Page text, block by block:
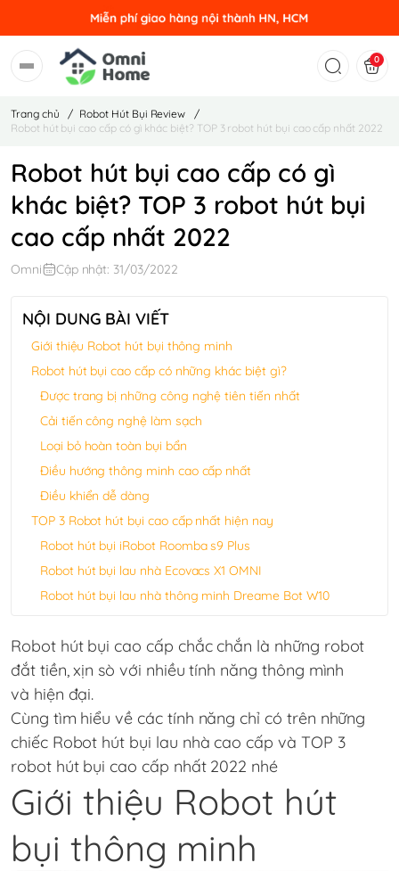
0
Trang chủ / Robot Hút Bụi Review
/
Robot hút bụi cao cấp có gì khác biệt? TOP 3 robot hút bụi cao cấp nhất 2022
Robot hút bụi cao cấp có gì
khác biệt? TOP 3 robot hút bụi
cao cấp nhất 2022
Omni Cập nhật: 31/03/2022
NỘI DUNG BÀI VIẾT
Giới thiệu Robot hút bụi thông minh
Robot hút bụi cao cấp có những khác biệt gì?
Được trang bị những công nghệ tiên tiến nhất
Cải tiến công nghệ làm sạch
Loại bỏ hoàn toàn bụi bẩn
Điều hướng thông minh cao cấp nhất
Điều khiển dễ dàng
TOP 3 Robot hút bụi cao cấp nhất hiện nay
Robot hút bụi iRobot Roomba s9 Plus
Robot hút bụi lau nhà Ecovacs X1 OMNI
Robot hút bụi lau nhà thông minh Dreame Bot W10
Robot hút bụi cao cấp chắc chắn là những robot
đắt tiền, xịn sò với nhiều tính năng thông mình
và hiện đại.
Cùng tìm hiểu về các tính năng chỉ có trên những
chiếc Robot hút bụi lau nhà cao cấp và TOP 3
robot hút bụi cao cấp nhất 2022 nhé
Giới thiệu Robot hút
bụi thông minh